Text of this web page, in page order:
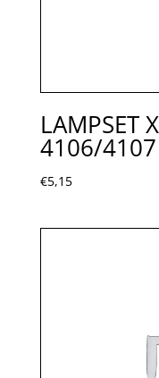
LAMPSET
4106/4107
€5,15